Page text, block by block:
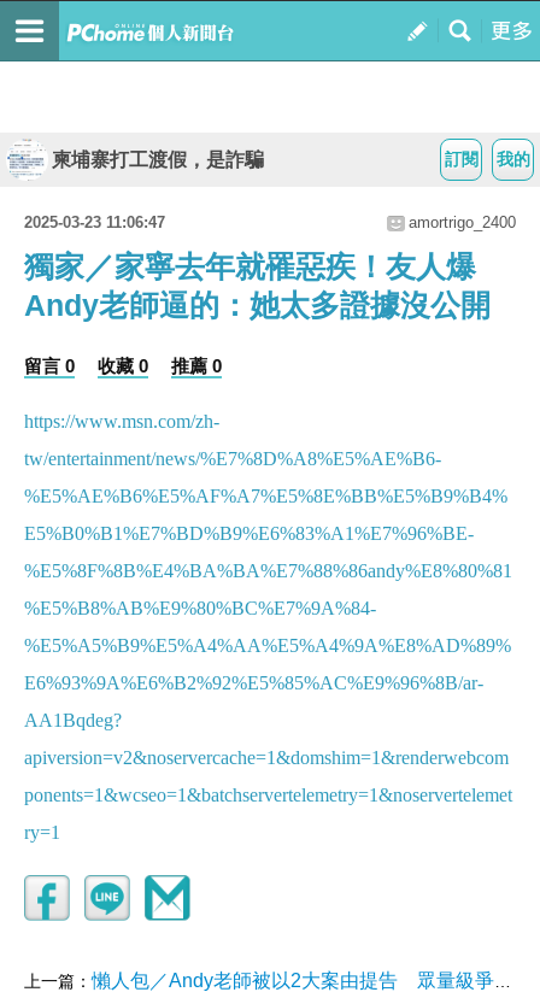
我的
訂閱
柬埔寨打工渡假，是詐騙
2025-03-23 11:06:47 amortrigo_2400
獨家／家寧去年就罹惡疾！友人爆
Andy老師逼的：她太多證據沒公開
留言 0 收藏 0 推薦 0
https://www.msn.com/zh-
tw/entertainment/news/%E7%8D%A8%E5%AE%B6-
%E5%AE%B6%E5%AF%A7%E5%8E%BB%E5%B9%B4%
E5%B0%B1%E7%BD%B9%E6%83%A1%E7%96%BE-
%E5%8F%8B%E4%BA%BA%E7%88%86andy%E8%80%81
%E5%B8%AB%E9%80%BC%E7%9A%84-
%E5%A5%B9%E5%A4%AA%E5%A4%9A%E8%AD%89%
E6%93%9A%E6%B2%92%E5%85%AC%E9%96%8B/ar-
AA1Bqdeg?
apiversion=v2&noservercache=1&domshim=1&renderwebcom
ponents=1&wcseo=1&batchservertelemetry=1&noservertelemet
ry=1
上一篇：懶人包／Andy老師被以2大案由提告 眾量級爭議事件時間軸一次看